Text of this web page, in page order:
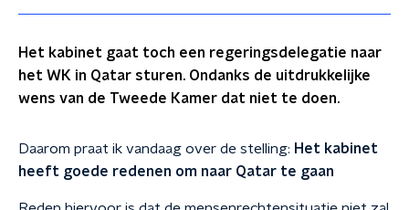
Het kabinet gaat toch een regeringsdelegatie naar
het WK in Qatar sturen. Ondanks de uitdrukkelijke
wens van de Tweede Kamer dat niet te doen.
Daarom praat ik vandaag over de stelling: Het kabinet
heeft goede redenen om naar Qatar te gaan